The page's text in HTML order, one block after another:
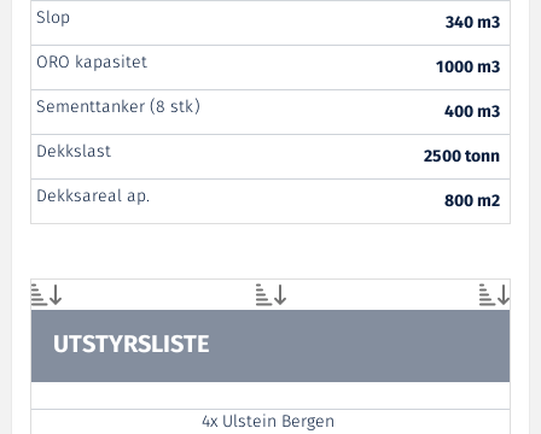
Slop
340 m3
ORO kapasitet
1000 m3
Sementtanker (8 stk)
400 m3
Dekkslast
2500 tonn
Dekksareal ap.
800 m2
UTSTYRSLISTE
4x Ulstein Bergen